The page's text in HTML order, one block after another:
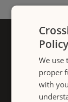
Home
Policy
We use
proper
with